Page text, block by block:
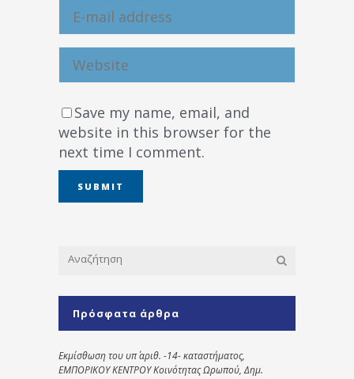
Save my name, email, and
website in this browser for the
next time I comment.
Πρόσφατα άρθρα
Εκμίσθωση του υπ΄ αριθ. -14- καταστήματος,
ΕΜΠΟΡΙΚΟΥ ΚΕΝΤΡΟΥ Κοινότητας Ωρωπού, Δημ.